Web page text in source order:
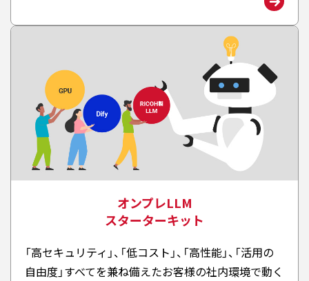
オンプレLLM
スターターキット
「高セキュリティ」、「低コスト」、「高性能」、「活用の
自由度」すべてを兼ね備えたお客様の社内環境で動く